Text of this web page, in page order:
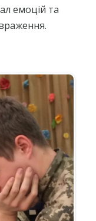
емоцій та